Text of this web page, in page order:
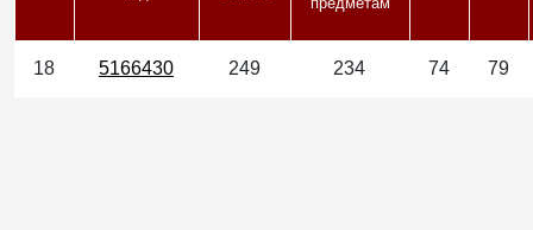
18 5166430 249 234 74 79